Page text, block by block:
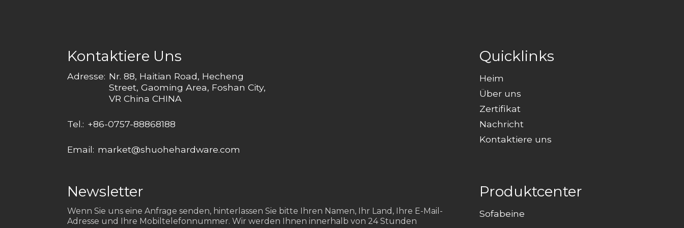
Kontaktiere Uns
Adresse: Nr. 88, Haitian Road, Hecheng
Street, Gaoming Area, Foshan City,
VR China CHINA
Tel.: +86-0757-88868188
Email: market@shuohehardware.com
Quicklinks
Heim
Über uns
Zertifikat
Nachricht
Kontaktiere uns
Newsletter
Wenn Sie uns eine Anfrage senden, hinterlassen Sie bitte Ihren Namen, Ihr Land, Ihre E-Mail-
Adresse und Ihre Mobiltelefonnummer. Wir werden Ihnen innerhalb von 24 Stunden
Produktcenter
Sofabeine